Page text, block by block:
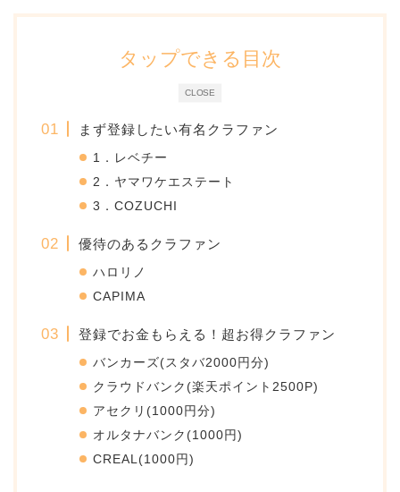
CLOSE
タップできる目次
まず登録したい有名クラファン
1．レベチー
2．ヤマワケエステート
3．COZUCHI
優待のあるクラファン
ハロリノ
CAPIMA
登録でお金もらえる！超お得クラファン
バンカーズ(スタバ2000円分)
クラウドバンク(楽天ポイント2500P)
アセクリ(1000円分)
オルタナバンク(1000円)
CREAL(1000円)